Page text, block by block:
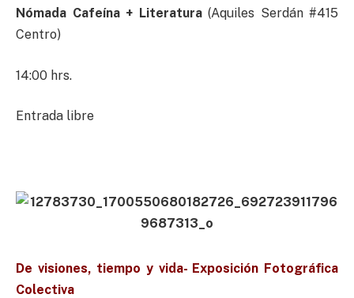
Nómada Cafeína + Literatura(Aquiles Serdán #415
Centro)
14:00 hrs.
Entrada libre
De visiones, tiempo y vida- Exposición Fotográfica
Colectiva